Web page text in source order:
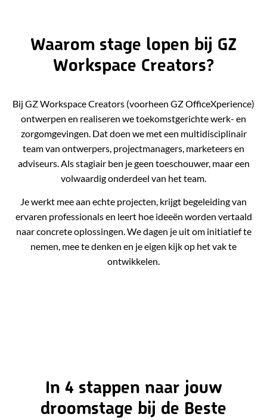
Waarom stage lopen bij GZ
Workspace Creators?
Bij GZ Workspace Creators (voorheen GZ OfficeXperience)
ontwerpen en realiseren we toekomstgerichte werk- en
zorgomgevingen. Dat doen we met een multidisciplinair
team van ontwerpers, projectmanagers, marketeers en
adviseurs. Als stagiair ben je geen toeschouwer, maar een
volwaardig onderdeel van het team.
Je werkt mee aan echte projecten, krijgt begeleiding van
ervaren professionals en leert hoe ideeën worden vertaald
naar concrete oplossingen. We dagen je uit om initiatief te
nemen, mee te denken en je eigen kijk op het vak te
ontwikkelen.
In 4 stappen naar jouw
droomstage bij de Beste